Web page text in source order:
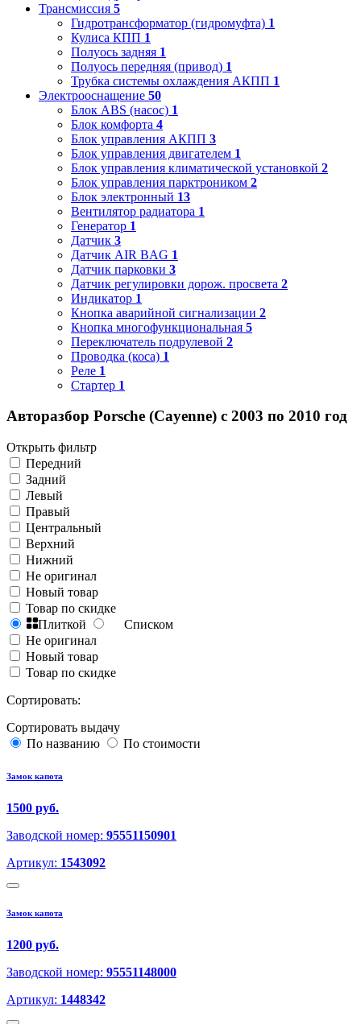
Трансмиссия 5
Гидротрансформатор (гидромуфта) 1
Кулиса КПП 1
Полуось задняя 1
Полуось передняя (привод) 1
Трубка системы охлаждения АКПП 1
Электрооснащение 50
Блок ABS (насос) 1
Блок комфорта 4
Блок управления АКПП 3
Блок управления двигателем 1
Блок управления климатической установкой 2
Блок управления парктроником 2
Блок электронный 13
Вентилятор радиатора 1
Генератор 1
Датчик 3
Датчик AIR BAG 1
Датчик парковки 3
Датчик регулировки дорож. просвета 2
Индикатор 1
Кнопка аварийной сигнализации 2
Кнопка многофункциональная 5
Переключатель подрулевой 2
Проводка (коса) 1
Реле 1
Стартер 1
Авторазбор Porsche (Cayenne) с 2003 по 2010 год
Открыть фильтр
Передний
Задний
Левый
Правый
Центральный
Верхний
Нижний
Не оригинал
Новый товар
Товар по скидке
Плиткой
Списком
Не оригинал
Новый товар
Товар по скидке
Сортировать:
Сортировать выдачу
По названию
По стоимости
Замок капота
1500 руб.
Заводской номер: 95551150901
Артикул: 1543092
Замок капота
1200 руб.
Заводской номер: 95551148000
Артикул: 1448342